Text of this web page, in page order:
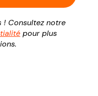
! Consultez notre
pour plus